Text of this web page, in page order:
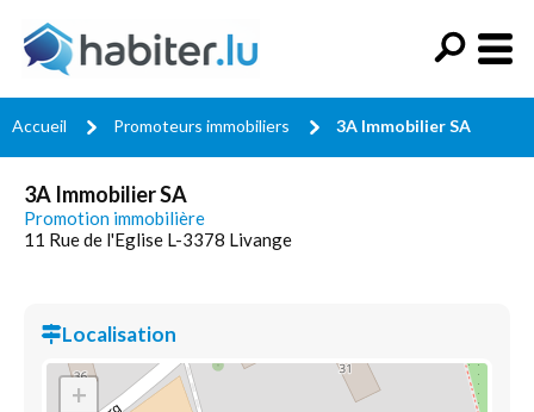
Accueil Promoteurs immobiliers 3A Immobilier SA
3A Immobilier SA
Promotion immobilière
11 Rue de l'Eglise L-3378 Livange
Localisation
+